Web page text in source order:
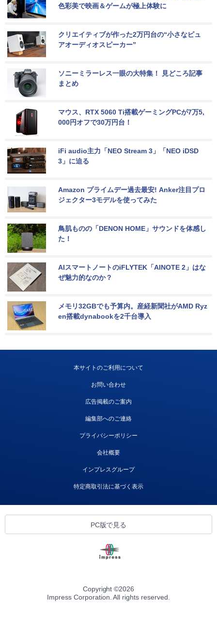
色彩美で映画＆ゲームが極上体験に
クリエイティブが作った2万円台の“小さなピュ
アオーディオスピーカー”
ソニーミラーレス一眼の大特集！ 見どころ記事
まとめ
マウス、RTX 5060 Ti搭載ゲーミングPCが7万5,
000円オフで30万円台！
iFi audio主力「NEO Stream 3」「NEO iDSD
3」に迫る
Amazon プライムデー過去最安! Anker注目プロ
ジェクター3モデルを使ってみた
鳥肌ものの「DENON HOME」サウンドを体感し
た！
AIスマートノートのiFLYTEK「AINOTE 2」はな
ぜ魅力的なのか？
メモリ32GBでも予算内。産経新聞社がAMD Ryz
en搭載dynabookを2千台導入
本サイトのご利用について
お問い合わせ
広告掲載のご案内
編集部へのご連絡
プライバシーポリシー
会社概要
インプレスグループ
特定商取引法に基づく表示
PC版で見る
Copyright ©2026
Impress Corporation. All rights reserved.